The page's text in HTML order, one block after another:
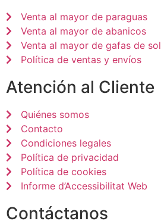
Venta al mayor de paraguas
Venta al mayor de abanicos
Venta al mayor de gafas de sol
Política de ventas y envíos
Atención al Cliente
Quiénes somos
Contacto
Condiciones legales
Política de privacidad
Política de cookies
Informe d’Accessibilitat Web
Contáctanos